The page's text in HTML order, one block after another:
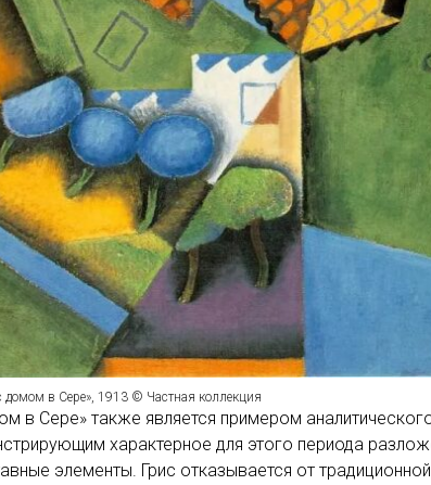
домом в Сере», 1913 © Частная коллекция
в Сере» также является примером
характерное для этого периода
элементы. Грис отказывается от традиционной